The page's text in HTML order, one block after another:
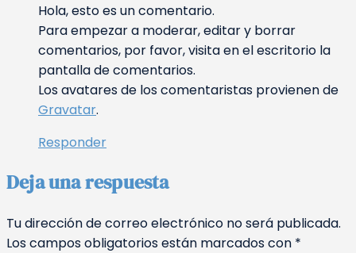
Hola, esto es un comentario.
Para empezar a moderar, editar y borrar
comentarios, por favor, visita en el escritorio la
pantalla de comentarios.
Los avatares de los comentaristas provienen de
Gravatar.
Responder
Deja una respuesta
Tu dirección de correo electrónico no será publicada.
Los campos obligatorios están marcados con *